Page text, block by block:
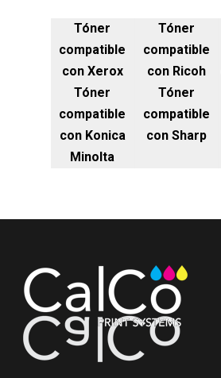
Tóner
compatible
con Xerox
Tóner
compatible
con Ricoh
Tóner
compatible
con Konica
Minolta
Tóner
compatible
con Sharp